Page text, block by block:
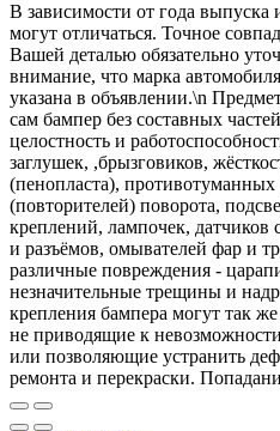
В зависимости от года выпуска
могут отличаться. Точное
Вашей деталью обязательно
внимание, что марка
указана в объявлении.\n
сам бампер без составных
целостность и
заглушек, ,брызговиков,
(пенопласта), противотуманных
(повторителей) поворота,
креплений, лампочек, датчиков
и разъёмов, омывателей фар и
различные повреждения -
незначительные трещины и
крепления бампера могут так
не приводящие к
или позволяющие устранить
ремонта и перекраски.